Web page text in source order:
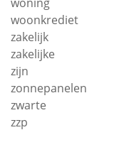
woonkrediet
zakelijk
zakelijke
zijn
zonnepanelen
zwarte
zzp